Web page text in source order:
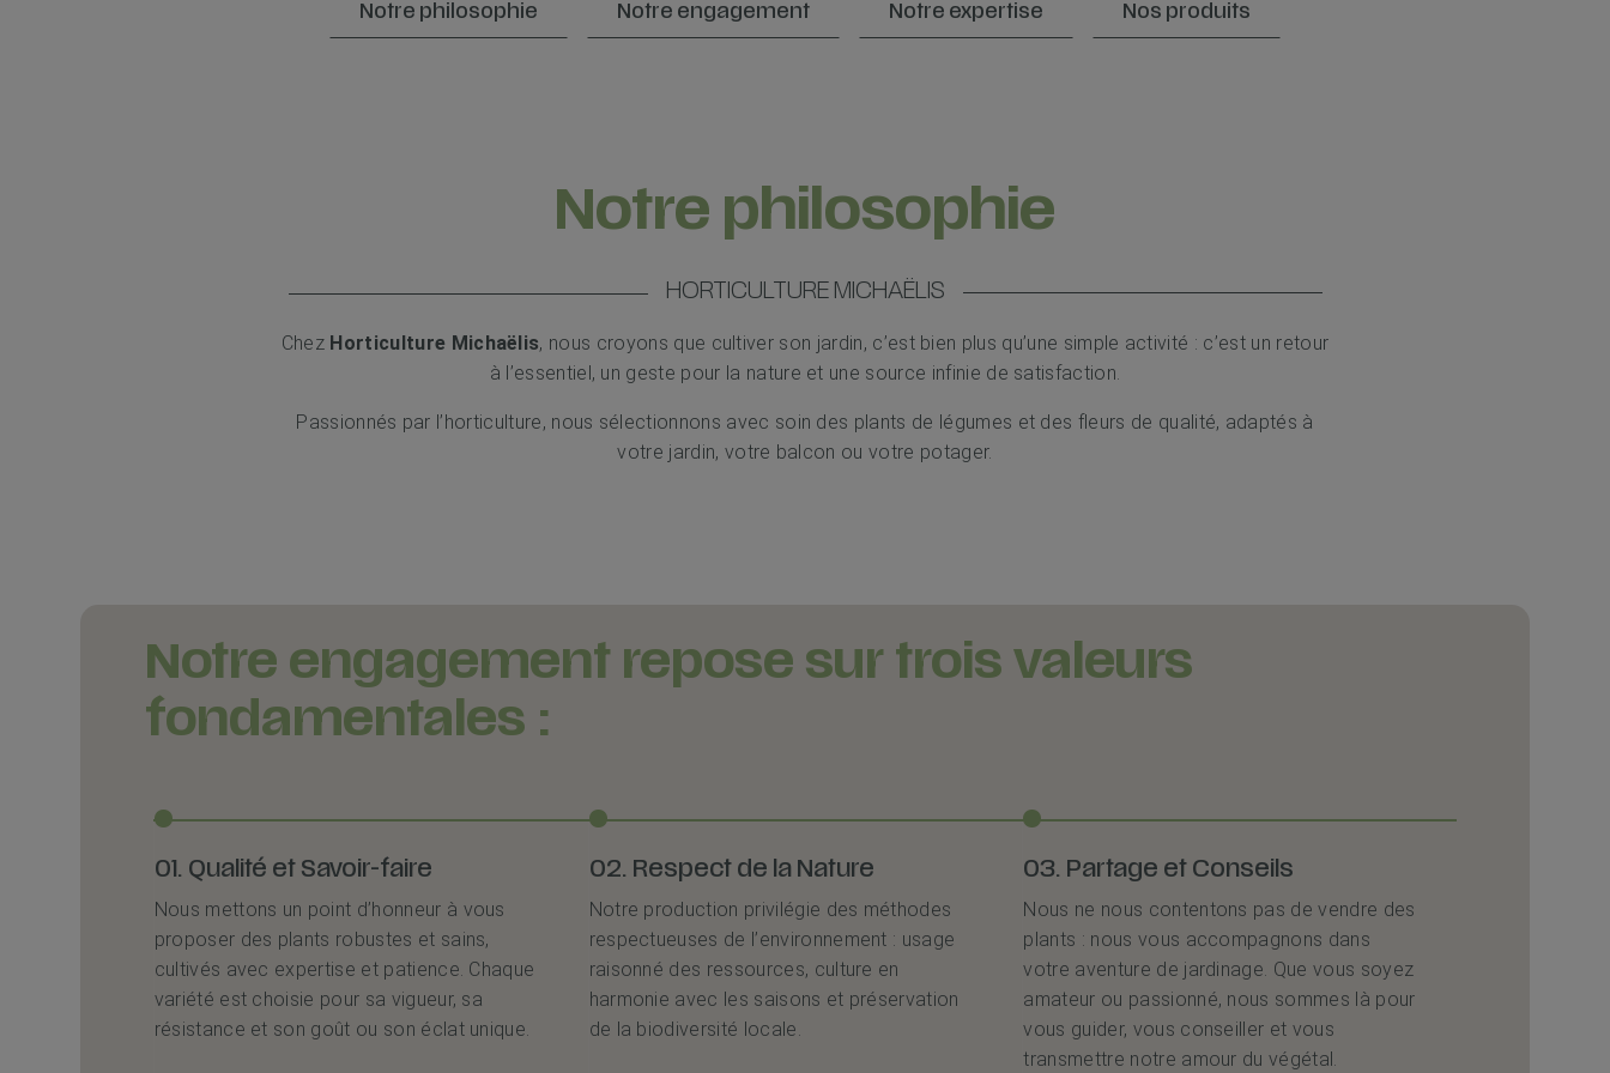
Notre philosophie Notre engagement Notre expertise Nos produits
Notre philosophie
HORTICULTURE MICHAËLIS
Chez Horticulture Michaëlis, nous croyons que cultiver son jardin, c’est bien plus qu’une simple activité : c’est un retour
à l’essentiel, un geste pour la nature et une source infinie de satisfaction.
Passionnés par l’horticulture, nous sélectionnons avec soin des plants de légumes et des fleurs de qualité, adaptés à
votre jardin, votre balcon ou votre potager.
Notre engagement repose sur trois valeurs
fondamentales :
01. Qualité et Savoir-faire
Nous mettons un point d’honneur à vous
proposer des plants robustes et sains,
cultivés avec expertise et patience. Chaque
variété est choisie pour sa vigueur, sa
résistance et son goût ou son éclat unique.
02. Respect de la Nature
Notre production privilégie des méthodes
respectueuses de l’environnement : usage
raisonné des ressources, culture en
harmonie avec les saisons et préservation
de la biodiversité locale.
03. Partage et Conseils
Nous ne nous contentons pas de vendre des
plants : nous vous accompagnons dans
votre aventure de jardinage. Que vous soyez
amateur ou passionné, nous sommes là pour
vous guider, vous conseiller et vous
transmettre notre amour du végétal.